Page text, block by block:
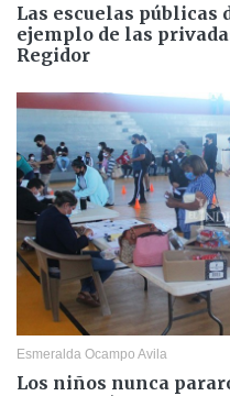
Las escuelas
ejemplo de las
Regidor
Esmeralda Ocampo Avila
Los niños nunca